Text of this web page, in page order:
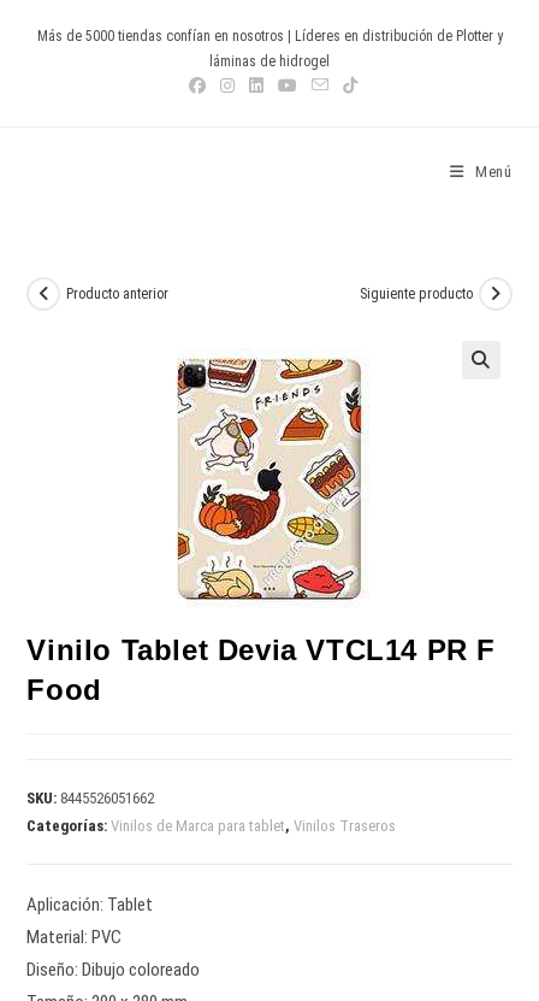
Más de 5000 tiendas confían en nosotros | Líderes en distribución de Plotter y
láminas de hidrogel
Menú
Producto anterior Siguiente producto
Vinilo Tablet Devia VTCL14 PR F
Food
SKU: 8445526051662
Categorías:Vinilos de Marca para tablet,Vinilos Traseros
Aplicación: Tablet
Material: PVC
Diseño: Dibujo coloreado